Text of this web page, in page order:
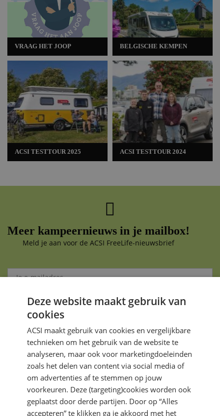
VRAAG HET JOOP
ACSI TESTTOUR 2025
BELGISCHE KEMPEN
ACSI TESTTOUR 2024
Meer kampeernieuws in je mailbox!
Meld je aan voor de ACSI FreeLife-nieuwsbrief
Aanmelden
Je gegevens zijn veilig en worden niet gedeeld met anderen
DIRECT NAAR
Deze website maakt gebruik van
cookies
ACSI maakt gebruik van cookies en vergelijkbare
technieken om het gebruik van de website te
analyseren, maar ook voor marketingdoeleinden
zoals het delen van content via social media of
om advertenties af te stemmen op jouw
voorkeuren. Deze (targeting)cookies worden ook
geplaatst door derde partijen. Door op “Alles
accepteren” te klikken ga je akkoord met het